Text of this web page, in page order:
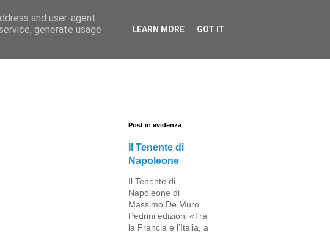
Post in evidenza
Il Tenente di
Napoleone
Il Tenente di
Napoleone di
Massimo De Muro
Pedrini edizioni «Tra
la Francia e l’Italia, a
and user-agent
generate usage
LEARN MORE GOT IT